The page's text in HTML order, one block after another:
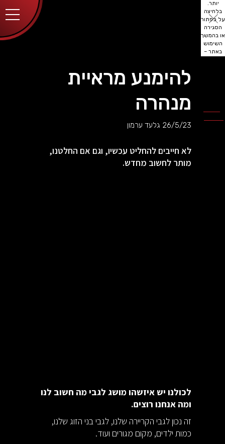
יותר.
בלחיצה
על כפתור
הסגירה
או בהמשך
השימוש
באתר –
להימנע מראיית
מנהרה
26/5/23 גלעד ערמון
לא חייבים להחליט עכשיו, וגם אם החלטנו,
מותר לחשוב מחדש.
לכולנו יש איזשהו מושג לגבי מה חשוב לנו
ומה אנחנו רוצים.
זה נכון לגבי הקריירה שלנו, לגבי בני הזוג שלנו,
כמות ילדים, מקום מגורים ועוד.